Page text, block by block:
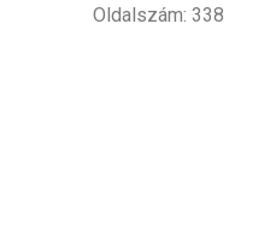
Oldalszám: 338